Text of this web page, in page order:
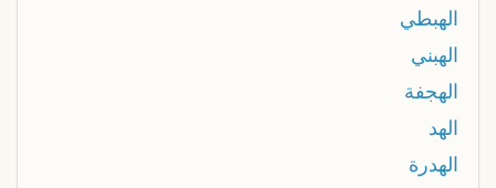
الهبطي
الهبني
الهجفة
الهد
الهدرة